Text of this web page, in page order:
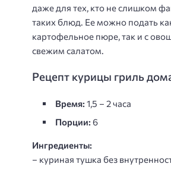
даже для тех, кто не слишком
таких блюд. Ее можно подать
картофельное пюре, так и с
свежим салатом.
Рецепт курицы гриль
Время: 1,5 – 2 часа
Порции: 6
Ингредиенты:
– куриная тушка без